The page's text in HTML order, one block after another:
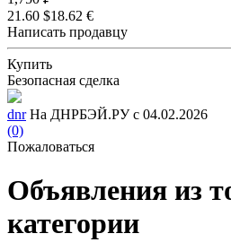
21.60 $18.62 €
Написать продавцу
Купить
Безопасная сделка
dnr На ДНРБЭЙ.РУ с 04.02.2026
(0)
Пожаловаться
Объявления из
категории